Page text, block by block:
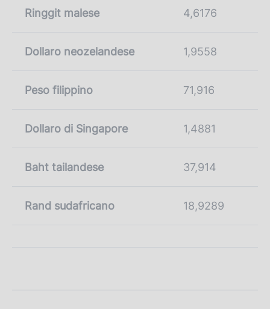
Ringgit malese 4,6176
Dollaro neozelandese 1,9558
Peso filippino 71,916
Dollaro di Singapore 1,4881
Baht tailandese 37,914
Rand sudafricano 18,9289